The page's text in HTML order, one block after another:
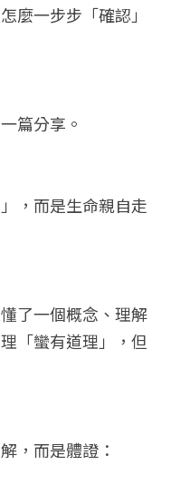
麼一步步「確認」
篇分享。
，而是生命親自走
了一個概念、理解
「蠻有道理」，但
，而是體證：